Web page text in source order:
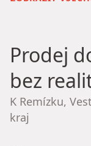
Prodej
bez
K Remízku,
kraj